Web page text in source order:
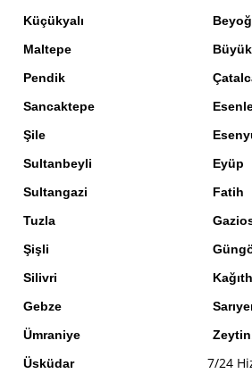
Küçükyalı
Maltepe
Pendik
Sancaktepe
Şile
Sultanbeyli
Sultangazi
Tuzla
Şişli
Silivri
Gebze
Ümraniye
Üsküdar
Eyüp
Fatih
7/24